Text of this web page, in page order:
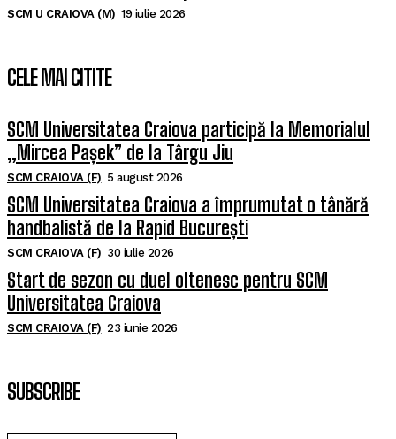
SCM U CRAIOVA (M) 19 iulie 2026
CELE MAI CITITE
SCM Universitatea Craiova participă la Memorialul
„Mircea Pașek” de la Târgu Jiu
SCM CRAIOVA (F) 5 august 2026
SCM Universitatea Craiova a împrumutat o tânără
handbalistă de la Rapid București
SCM CRAIOVA (F) 30 iulie 2026
Start de sezon cu duel oltenesc pentru SCM
Universitatea Craiova
SCM CRAIOVA (F) 23 iunie 2026
SUBSCRIBE